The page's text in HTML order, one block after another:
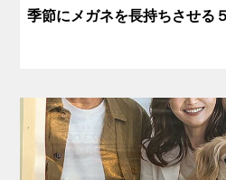
季節にメガネを長持ちさせる